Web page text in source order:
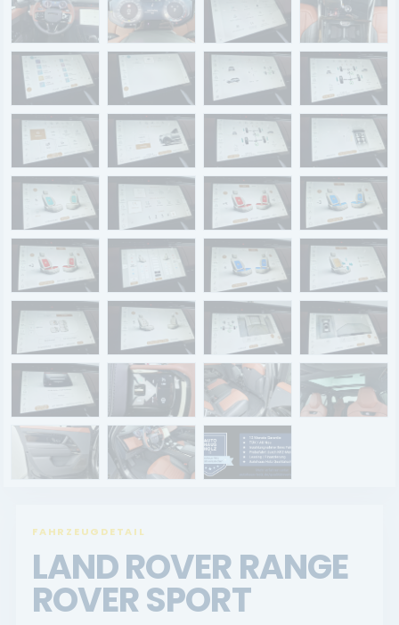
WERKSTATTTERMIN
Teile & Zubehör
Renault Service
Dacia Service
UNTERNEHMEN
Standort Landau
Standort Neustadt
Qualitätsversprechen
Tankstelle
Karriere
KONTAKT
FAHRZEUGDETAIL
LAND ROVER RANGE
ROVER SPORT